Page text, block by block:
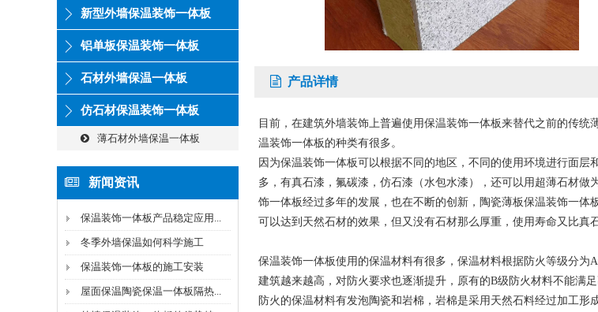
新型外墙保温装饰一体板
铝单板保温装饰一体板
石材外墙保温一体板
仿石材保温装饰一体板
薄石材外墙保温一体板
新闻资讯
保温装饰一体板产品稳定应用...
冬季外墙保温如何科学施工
保温装饰一体板的施工安装
屋面保温陶瓷保温一体板隔热...
产品详情
目前，在建筑外墙装饰上普遍使用保温装饰一体板来替代之前的传
温装饰一体板的种类有很多。
因为保温装饰一体板可以根据不同的地区，不同的使用环境进行面
多，有真石漆，氟碳漆，仿石漆（水包水漆），还可以用超薄石材
饰一体板经过多年的发展，也在不断的创新，陶瓷薄板保温装饰一
可以达到天然石材的效果，但又没有石材那么厚重，使用寿命又比真
保温装饰一体板使用的保温材料有很多，保温材料根据防火等级分
建筑越来越高，对防火要求也逐渐提升，原有的B级防火材料不能满
防火的保温材料有发泡陶瓷和岩棉，岩棉是采用天然石料经过加工